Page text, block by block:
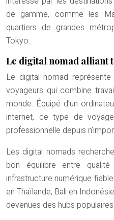
de gamme, comme les
quartiers de grandes
Tokyo.
Le digital nomad alliant
Le digital nomad
voyageurs qui combine
monde. Équipé d’un
internet, ce type de
professionnelle depuis
Les digital nomads
bon équilibre entre
infrastructure numérique
en Thaïlande, Bali en
devenues des hubs